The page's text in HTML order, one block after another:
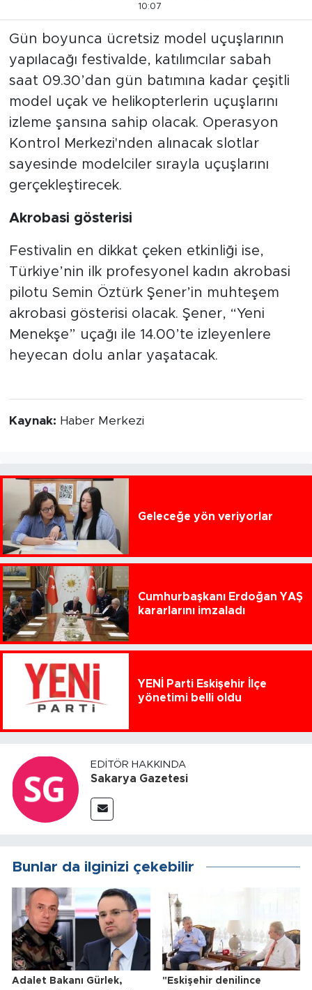
10:07
Gün boyunca ücretsiz model uçuşlarının
yapılacağı festivalde, katılımcılar sabah
saat 09.30’dan gün batımına kadar çeşitli
model uçak ve helikopterlerin uçuşlarını
izleme şansına sahip olacak. Operasyon
Kontrol Merkezi'nden alınacak slotlar
sayesinde modelciler sırayla uçuşlarını
gerçekleştirecek.
Akrobasi gösterisi
Festivalin en dikkat çeken etkinliği ise,
Türkiye’nin ilk profesyonel kadın akrobasi
pilotu Semin Öztürk Şener’in muhteşem
akrobasi gösterisi olacak. Şener, “Yeni
Menekşe” uçağı ile 14.00’te izleyenlere
heyecan dolu anlar yaşatacak.
Kaynak: Haber Merkezi
Geleceğe yön veriyorlar
Cumhurbaşkanı Erdoğan YAŞ
kararlarını imzaladı
YENİ Parti Eskişehir İlçe
yönetimi belli oldu
EDITÖR HAKKINDA
Sakarya Gazetesi
Bunlar da ilginizi çekebilir
Adalet Bakanı Gürlek,
"Eskişehir denilince
Politika